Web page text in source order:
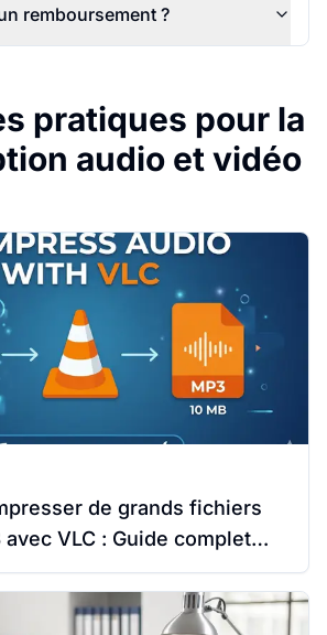
remboursement ?
pratiques pour la
audio et vidéo
de grands fichiers
VLC : Guide complet
et Mac